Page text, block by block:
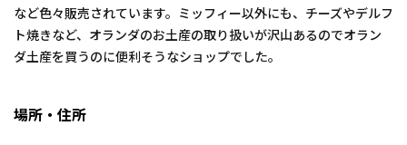
など色々販売されています。ミッフィー以外にも、チーズやデルフ
ト焼きなど、オランダのお土産の取り扱いが沢山あるのでオラン
ダ土産を買うのに便利そうなショップでした。
場所・住所